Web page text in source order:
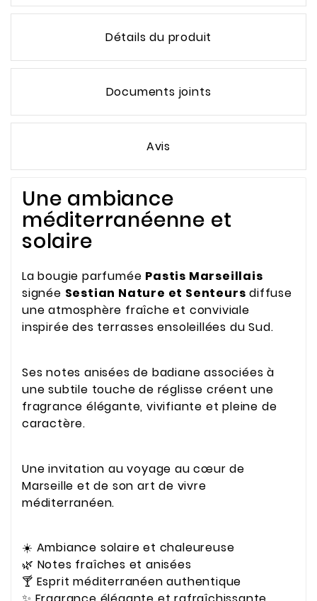
Détails du produit
Documents joints
Avis
Une ambiance
méditerranéenne et
solaire
La bougie parfumée Pastis Marseillais
signée Sestian Nature et Senteurs diffuse
une atmosphère fraîche et conviviale
inspirée des terrasses ensoleillées du Sud.
Ses notes anisées de badiane associées à
une subtile touche de réglisse créent une
fragrance élégante, vivifiante et pleine de
caractère.
Une invitation au voyage au cœur de
Marseille et de son art de vivre
méditerranéen.
☀️ Ambiance solaire et chaleureuse
🌿 Notes fraîches et anisées
🍸 Esprit méditerranéen authentique